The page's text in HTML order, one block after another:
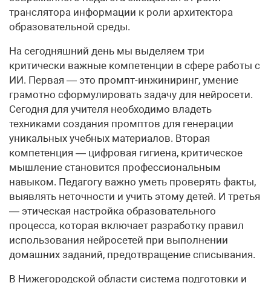
транслятора информации к роли архитектора
образовательной среды.
На сегодняшний день мы выделяем три
критически важные компетенции в сфере работы с
ИИ. Первая — это промпт-инжиниринг, умение
грамотно сформулировать задачу для нейросети.
Сегодня для учителя необходимо владеть
техниками создания промптов для генерации
уникальных учебных материалов. Вторая
компетенция — цифровая гигиена, критическое
мышление становится профессиональным
навыком. Педагогу важно уметь проверять факты,
выявлять неточности и учить этому детей. И третья
— этическая настройка образовательного
процесса, которая включает разработку правил
использования нейросетей при выполнении
домашних заданий, предотвращение списывания.
В Нижегородской области система подготовки и